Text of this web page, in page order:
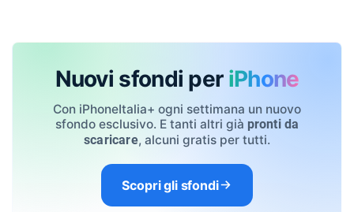
Nuovi sfondi per iPhone
Con iPhoneItalia+ ogni settimana un nuovo
sfondo esclusivo. E tanti altri già pronti da
scaricare, alcuni gratis per tutti.
Scopri gli sfondi